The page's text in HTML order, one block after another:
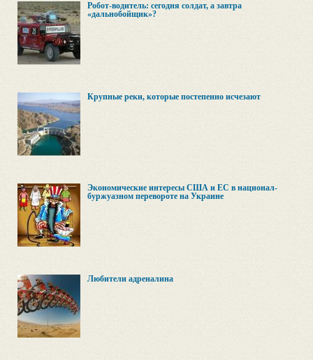
Робот-водитель: сегодня солдат, а завтра
«дальнобойщик»?
Крупные реки, которые постепенно исчезают
Экономические интересы США и ЕС в национал-
буржуазном перевороте на Украине
Любители адреналина